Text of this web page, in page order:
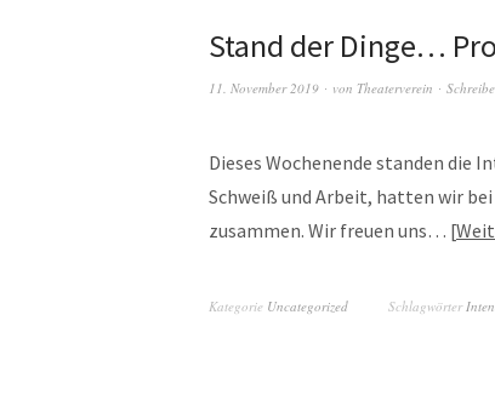
Stand der Dinge…
11. November 2019 von Theaterverein
Dieses Wochenende standen die
Schweiß und Arbeit, hatten wir
zusammen. Wir freuen uns…
Kategorie Uncategorized Schlagwörter